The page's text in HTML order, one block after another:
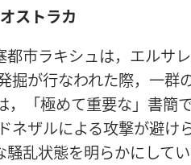
ストラカ
都市ラキシュは，エルサ
掘が行なわれた際，一群
，「極めて重要な」書簡
ネザルによる攻撃が避け
乱状態を明らかにしてい